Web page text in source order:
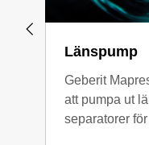
Länspump
Geberit
att pumpa ut
separatorer